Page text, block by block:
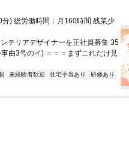
) 総労働時間：月160時間 残業少
テリアデザイナーを正社員募集 35
由3号のイ) ＝＝＝まずこれだけ見
未経験者歓迎 住宅手当あり
研修あり